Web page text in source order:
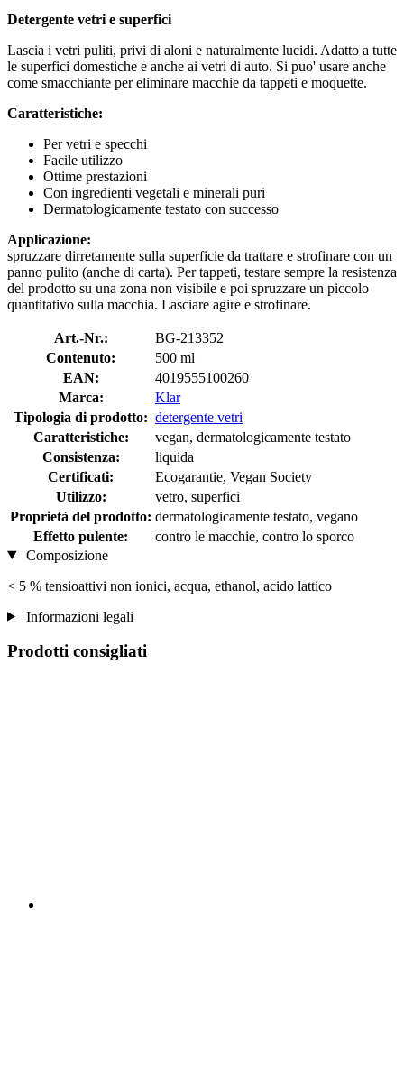
Detergente vetri e superfici
Lascia i vetri puliti, privi di aloni e naturalmente lucidi. Adatto a tutte
le superfici domestiche e anche ai vetri di auto. Si puo' usare anche
come smacchiante per eliminare macchie da tappeti e moquette.
Caratteristiche:
Per vetri e specchi
Facile utilizzo
Ottime prestazioni
Con ingredienti vegetali e minerali puri
Dermatologicamente testato con successo
Applicazione:
spruzzare dirretamente sulla superficie da trattare e strofinare con un
panno pulito (anche di carta). Per tappeti, testare sempre la resistenza
del prodotto su una zona non visibile e poi spruzzare un piccolo
quantitativo sulla macchia. Lasciare agire e strofinare.
Art.-Nr.:
BG-213352
Contenuto:
500 ml
EAN:
4019555100260
Marca:
Klar
Tipologia di prodotto: detergente vetri
Caratteristiche:
vegan, dermatologicamente testato
Consistenza:
liquida
Certificati:
Ecogarantie, Vegan Society
Utilizzo:
vetro, superfici
Proprietà del prodotto: dermatologicamente testato, vegano
Effetto pulente:
contro le macchie, contro lo sporco
Composizione
< 5 % tensioattivi non ionici, acqua, ethanol, acido lattico
Informazioni legali
Prodotti consigliati